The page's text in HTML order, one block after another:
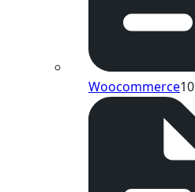
Woocommerce10